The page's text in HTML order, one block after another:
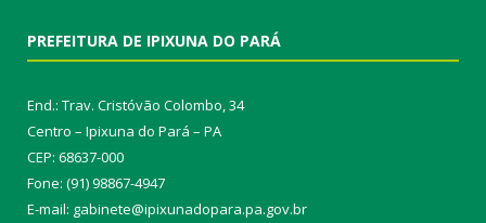
PREFEITURA DE IPIXUNA DO PARÁ
End.: Trav. Cristóvão Colombo, 34
Centro – Ipixuna do Pará – PA
CEP: 68637-000
Fone: (91) 98867-4947
E-mail: gabinete@ipixunadopara.pa.gov.br